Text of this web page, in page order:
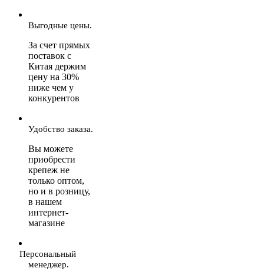
Выгодные цены.
За счет прямых
поставок с
Китая держим
цену на 30%
ниже чем у
конкурентов
Удобство заказа.
Вы можете
приобрести
крепеж не
только оптом,
но и в розницу,
в нашем
интернет-
магазине
Персональный
менеджер.